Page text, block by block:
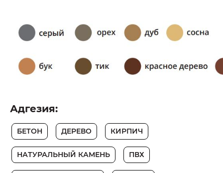
Адгезия:
БЕТОН ДЕРЕВО КИРПИЧ
НАТУРАЛЬНЫЙ КАМЕНЬ ПВХ